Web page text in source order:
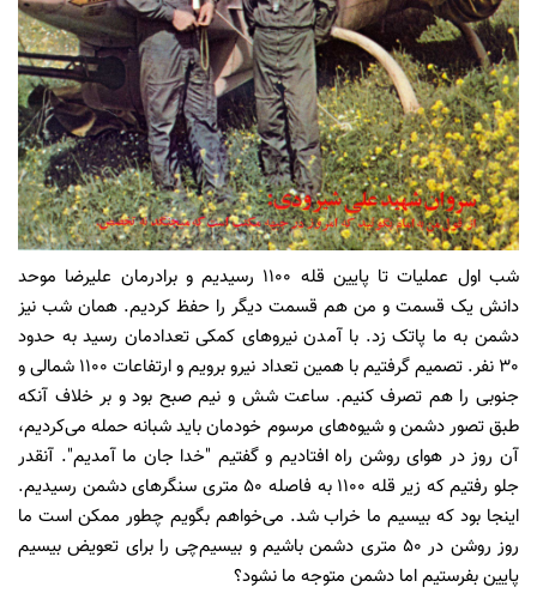
شب اول عملیات تا پایین قله 1100 رسیدیم و برادرمان علیرضا موحد
دانش یک قسمت و من هم قسمت دیگر را حفظ کردیم. همان شب نیز
دشمن به ما پاتک زد. با آمدن نیروهای کمکی تعدادمان رسید به حدود
30 نفر. تصمیم گرفتیم با همین تعداد نیرو برویم و ارتفاعات 1100 شمالی و
جنوبی را هم تصرف کنیم. ساعت شش و نیم صبح بود و بر خلاف آنکه
طبق تصور دشمن و شیوه‌های مرسوم خودمان باید شبانه حمله می‌کردیم،
آن روز در هوای روشن راه افتادیم و گفتیم "خدا جان ما آمدیم". آنقدر
جلو رفتیم که زیر قله 1100 به فاصله 50 متری سنگرهای دشمن رسیدیم.
اینجا بود که بیسیم ما خراب شد. می‌خواهم بگویم چطور ممکن است ما
روز روشن در 50 متری دشمن باشیم و بیسیم‌چی را برای تعویض بیسیم
پایین بفرستیم اما دشمن متوجه ما نشود؟